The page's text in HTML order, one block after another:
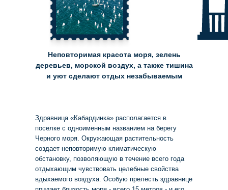
Неповторимая красота моря, зелень
деревьев, морской воздух, а также тишина
и уют сделают отдых незабываемым
Здравница «Кабардинка» располагается в
поселке с одноименным названием на берегу
Черного моря. Окружающая растительность
создает неповторимую климатическую
обстановку, позволяющую в течение всего года
отдыхающим чувствовать целебные свойства
вдыхаемого воздуха. Особую прелесть здравнице